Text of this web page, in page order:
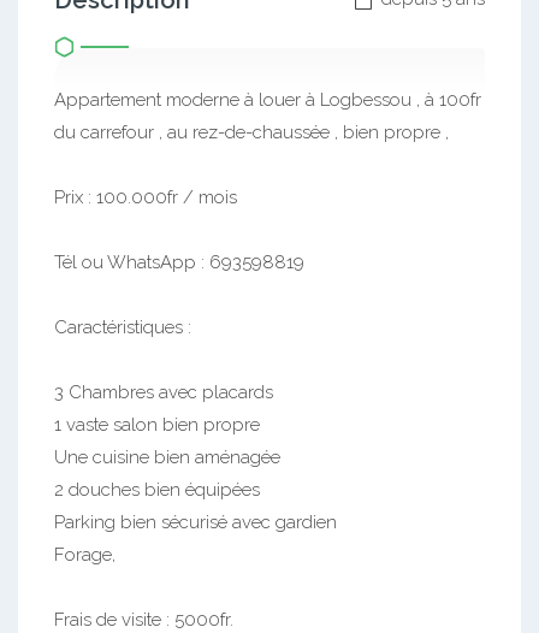
Appartement moderne à louer à Logbessou , à 100fr
du carrefour , au rez-de-chaussée , bien propre ,
Prix : 100.000fr / mois
Tél ou WhatsApp : 693598819
Caractéristiques :
3 Chambres avec placards
1 vaste salon bien propre
Une cuisine bien aménagée
2 douches bien équipées
Parking bien sécurisé avec gardien
Forage,
Frais de visite : 5000fr.